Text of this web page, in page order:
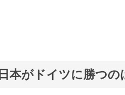
日本がドイツに勝つの